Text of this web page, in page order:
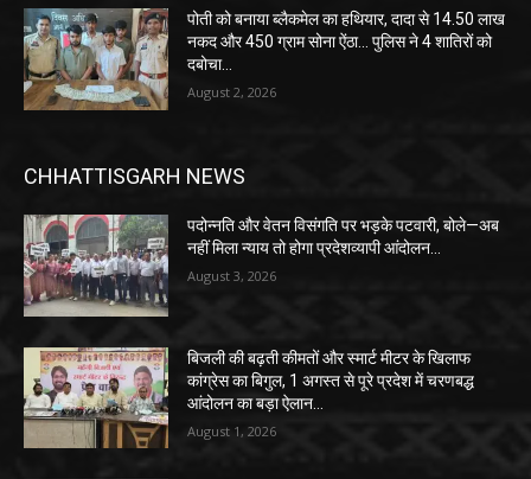
पोती को बनाया ब्लैकमेल का हथियार, दादा से 14.50 लाख
नकद और 450 ग्राम सोना ऐंठा… पुलिस ने 4 शातिरों को
दबोचा…
August 2, 2026
CHHATTISGARH NEWS
पदोन्नति और वेतन विसंगति पर भड़के पटवारी, बोले—अब
नहीं मिला न्याय तो होगा प्रदेशव्यापी आंदोलन…
August 3, 2026
बिजली की बढ़ती कीमतों और स्मार्ट मीटर के खिलाफ
कांग्रेस का बिगुल, 1 अगस्त से पूरे प्रदेश में चरणबद्ध
आंदोलन का बड़ा ऐलान…
August 1, 2026